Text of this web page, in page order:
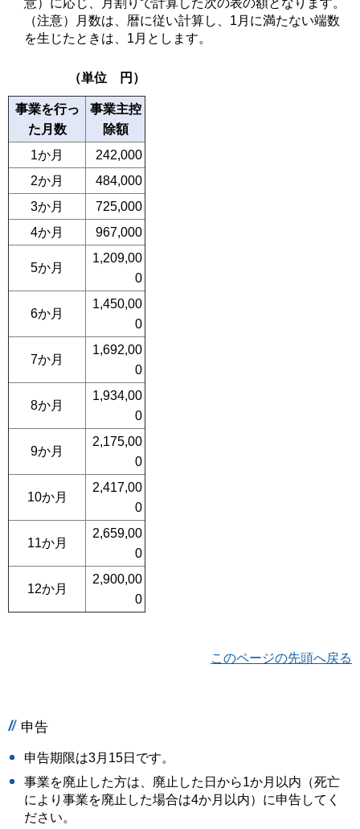
（注意）月数は、暦に従い計算し、1月に満たない端数
を生じたときは、1月とします。
（単位 円）
事業を行っ
た月数
事業主控
除額
1か月
242,000
2か月
484,000
3か月
725,000
4か月
967,000
5か月
1,209,00
0
6か月
1,450,00
0
7か月
1,692,00
0
8か月
1,934,00
0
9か月
2,175,00
0
10か月
2,417,00
0
11か月
2,659,00
0
12か月
2,900,00
0
このページの先頭へ戻る
申告
申告期限は3月15日です。
事業を廃止した方は、廃止した日から1か月以内（死亡
により事業を廃止した場合は4か月以内）に申告してく
ださい。